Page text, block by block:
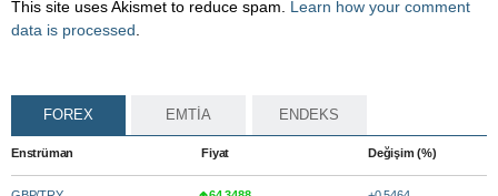
This site uses Akismet to reduce spam. Learn how your comment
data is processed
FOREX EMTİA ENDEKS
Enstrüman Fiyat Değişim (%)